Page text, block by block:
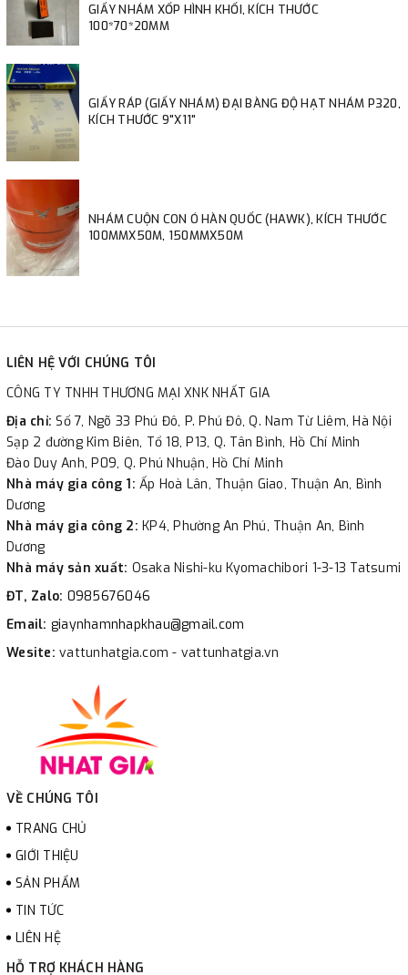
GIẤY NHÁM XỐP HÌNH KHỐI, KÍCH THƯỚC
100*70*20MM
GIẤY RÁP (GIẤY NHÁM) ĐẠI BÀNG ĐỘ HẠT NHÁM P320,
KÍCH THƯỚC 9"X11"
NHÁM CUỘN CON Ó HÀN QUỐC (HAWK), KÍCH THƯỚC
100MMX50M, 150MMX50M
LIÊN HỆ VỚI CHÚNG TÔI
CÔNG TY TNHH THƯƠNG MẠI XNK NHẤT GIA
Địa chỉ:Số 7, Ngõ 33 Phú Đô, P. Phú Đô, Q. Nam Từ Liêm, Hà Nội
Sạp 2 đường Kim Biên, Tổ 18, P13, Q. Tân Bình, Hồ Chí Minh
Đào Duy Anh, P09, Q. Phú Nhuận, Hồ Chí Minh
Nhà máy gia công 1: Ấp Hoà Lân, Thuận Giao, Thuận An, Bình
Dương
Nhà máy gia công 2: KP4, Phường An Phú, Thuận An, Bình
Dương
Nhà máy sản xuất: Osaka Nishi-ku Kyomachibori 1-3-13 Tatsumi
ĐT, Zalo: 0985676046
Email: giaynhamnhapkhau@gmail.com
Wesite: vattunhatgia.com - vattunhatgia.vn
VỀ CHÚNG TÔI
TRANG CHỦ
GIỚI THIỆU
SẢN PHẨM
TIN TỨC
LIÊN HỆ
HỖ TRỢ KHÁCH HÀNG